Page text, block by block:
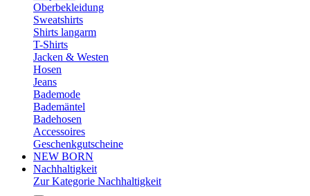
Oberbekleidung
Sweatshirts
Shirts langarm
T-Shirts
Jacken & Westen
Hosen
Jeans
Bademode
Bademäntel
Badehosen
Accessoires
Geschenkgutscheine
NEW BORN
Nachhaltigkeit
Zur Kategorie Nachhaltigkeit